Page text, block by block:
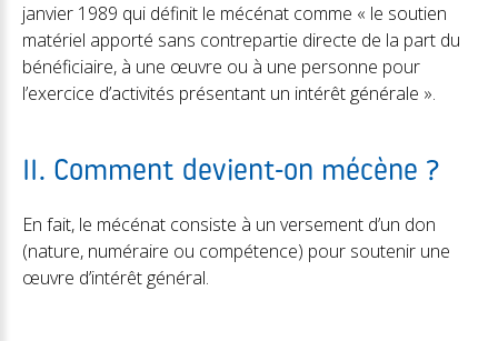
janvier 1989 qui définit le mécénat comme « le soutien
matériel apporté sans contrepartie directe de la part du
bénéficiaire, à une œuvre ou à une personne pour
l’exercice d’activités présentant un intérêt générale ».
II. Comment devient-on mécène ?
En fait, le mécénat consiste à un versement d’un don
(nature, numéraire ou compétence) pour soutenir une
œuvre d’intérêt général.